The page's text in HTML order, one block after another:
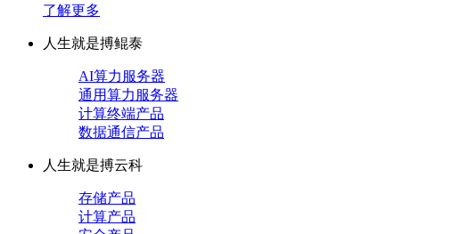
了解更多
人生就是搏鲲泰
AI算力服务器
通用算力服务器
计算终端产品
数据通信产品
人生就是搏云科
存储产品
计算产品